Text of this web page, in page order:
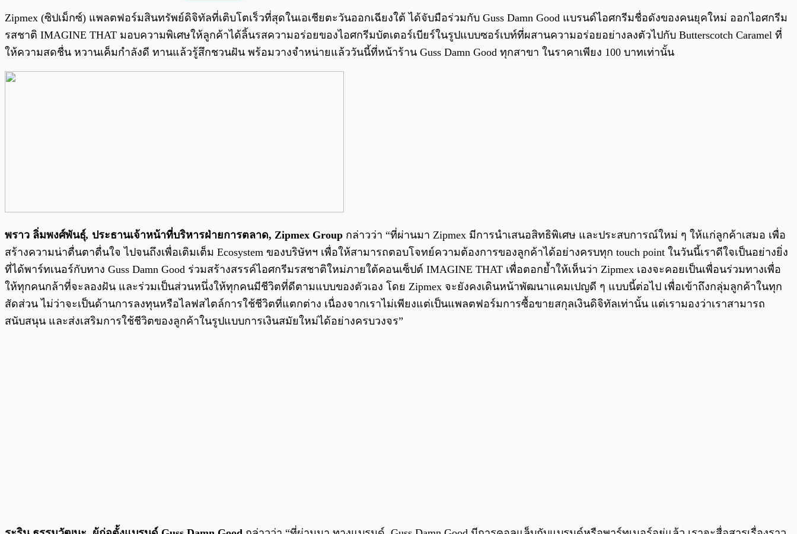
พร้อมเล่น 0:00 0:00
Zipmex (ซิปเม็กซ์) แพลตฟอร์มสินทรัพย์ดิจิทัลที่เติบโตเร็วที่สุดในเอเชียตะวันออกเฉียงใต้ ได้จับมือร่วมกับ Guss Damn Good แบรนด์ไอศกรีมชื่อดังของคนยุคใหม่ ออกไอศกรีม
รสชาติ IMAGINE THAT มอบความพิเศษให้ลูกค้าได้ลิ้นรสความอร่อยของไอศกรีมบัตเตอร์เบียร์ในรูปแบบซอร์เบท์ที่ผสานความอร่อยอย่างลงตัวไปกับ Butterscotch Caramel ที่
ให้ความสดชื่น หวานเค็มกำลังดี ทานแล้วรู้สึกชวนฝัน พร้อมวางจำหน่ายแล้ววันนี้ที่หน้าร้าน Guss Damn Good ทุกสาขา ในราคาเพียง 100 บาทเท่านั้น
พราว ลิ่มพงศ์พันธุ์, ประธานเจ้าหน้าที่บริหารฝ่ายการตลาด, Zipmex Group กล่าวว่า “ที่ผ่านมา Zipmex มีการนำเสนอสิทธิพิเศษ และประสบการณ์ใหม่ ๆ ให้แก่ลูกค้าเสมอ เพื่อ
สร้างความน่าตื่นตาตื่นใจ ไปจนถึงเพื่อเติมเต็ม Ecosystem ของบริษัทฯ เพื่อให้สามารถตอบโจทย์ความต้องการของลูกค้าได้อย่างครบทุก touch point ในวันนี้เราดีใจเป็นอย่างยิ่ง
ที่ได้พาร์ทเนอร์กับทาง Guss Damn Good ร่วมสร้างสรรค์ไอศกรีมรสชาติใหม่ภายใต้คอนเซ็ปต์ IMAGINE THAT เพื่อตอกย้ำให้เห็นว่า Zipmex เองจะคอยเป็นเพื่อนร่วมทางเพื่อ
ให้ทุกคนกล้าที่จะลองฝัน และร่วมเป็นส่วนหนึ่งให้ทุกคนมีชีวิตที่ดีตามแบบของตัวเอง โดย Zipmex จะยังคงเดินหน้าพัฒนาแคมเปญดี ๆ แบบนี้ต่อไป เพื่อเข้าถึงกลุ่มลูกค้าในทุก
สัดส่วน ไม่ว่าจะเป็นด้านการลงทุนหรือไลฟสไตล์การใช้ชีวิตที่แตกต่าง เนื่องจากเราไม่เพียงแต่เป็นแพลตฟอร์มการซื้อขายสกุลเงินดิจิทัลเท่านั้น แต่เรามองว่าเราสามารถ
สนับสนุน และส่งเสริมการใช้ชีวิตของลูกค้าในรูปแบบการเงินสมัยใหม่ได้อย่างครบวงจร”